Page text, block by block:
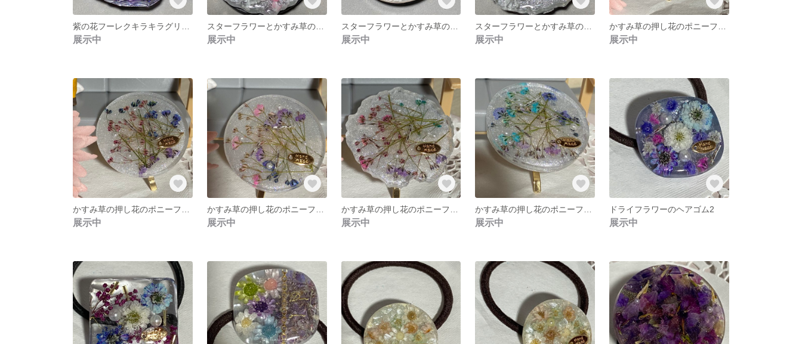
展示中
スターフラワーとかすみ草のスマホグリップ3
展示中
スターフラワーとかすみ草のスマホグリップ2
展示中 展示中 展示中
展示中 展示中 展示中 展示中
ドライフラワーのヘアゴム2
展示中